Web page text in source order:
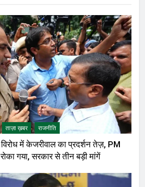
ताज़ा ख़बर राजनीति
में केजरीवाल का प्रदर्शन तेज़, PM
गया, सरकार से तीन बड़ी मांगें